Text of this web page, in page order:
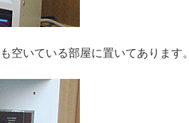
空いている部屋に置いてあります。